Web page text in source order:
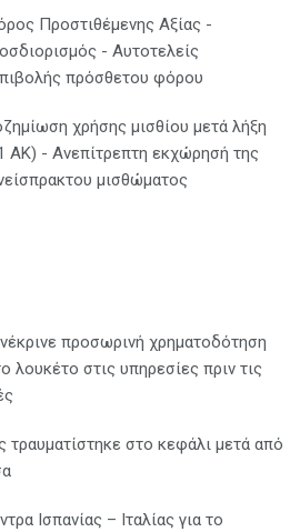
Προστιθέμενης Αξίας -
- Αυτοτελείς
πρόσθετου φόρου
χρήσης μισθίου μετά λήξη
ΑΚ) - Ανεπίτρεπτη εκχώρησή της
μισθώματος
προσωρινή χρηματοδότηση
λουκέτο στις υπηρεσίες πριν τις
τραυματίστηκε στο κεφάλι μετά από
Ισπανίας – Ιταλίας για το